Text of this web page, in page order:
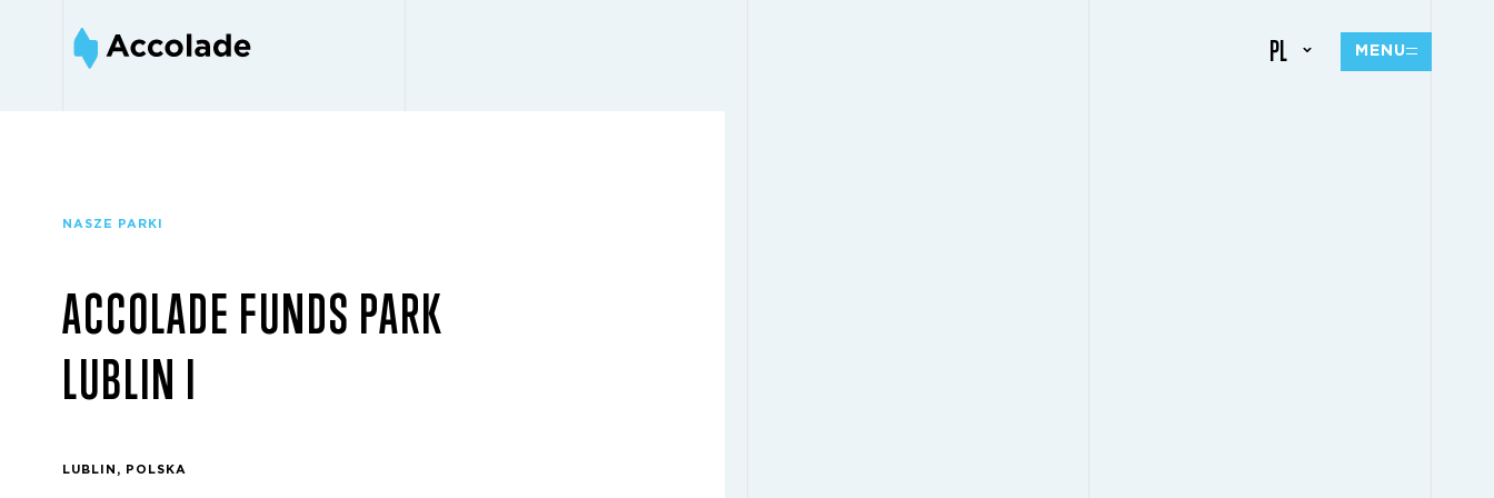
PL MENU
NASZE PARKI
ACCOLADE FUNDS PARK
LUBLIN I
LUBLIN, POLSKA